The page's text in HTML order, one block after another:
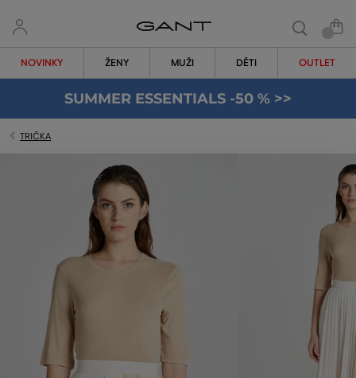
NOVINKY ŽENY MUŽI DĚTI OUTLET
SUMMER ESSENTIALS -50 % >>
TRIČKA